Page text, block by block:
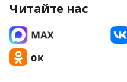
Читайте нас